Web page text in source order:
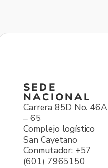
SEDE
NACIONAL
Carrera 85D No. 46A
– 65
Complejo logístico
San Cayetano
Conmutador: +57
(601) 7965150